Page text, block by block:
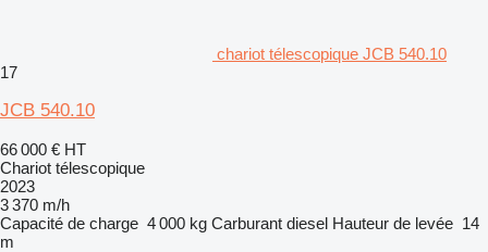
chariot télescopique JCB 540.10
17
JCB 540.10
66 000 € HT
Chariot télescopique
2023
3 370 m/h
Capacité de charge 4 000 kg Carburant diesel Hauteur de levée 14
m